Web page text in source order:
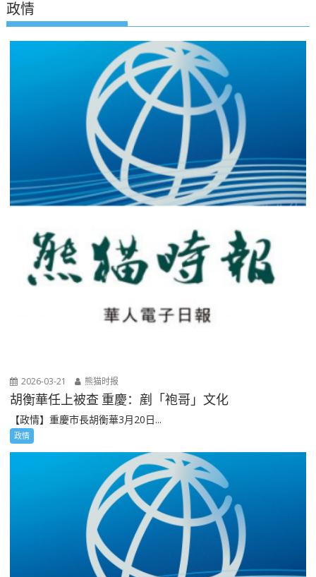
政情
2026-03-21 熊猫时报
胡衡華任上被查 重慶：剷「袍哥」文化
【政情】重慶市長胡衡華3月20日...
政情